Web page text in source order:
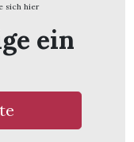
sich hier
ein